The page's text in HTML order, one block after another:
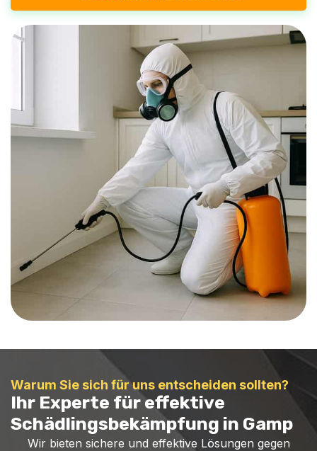
Warum Sie sich für uns entscheiden sollten?
Ihr Experte für effektive
Schädlingsbekämpfung in Gamp
Wir bieten sichere und effektive Lösungen gegen